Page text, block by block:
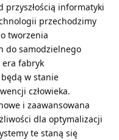
przyszłością informatyki
przechodzimy
tworzenia
do samodzielnego
era fabryk
w stanie
człowieka.
i zaawansowana
dla optymalizacji
te staną się